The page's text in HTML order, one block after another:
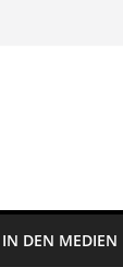
DEN MEDIEN